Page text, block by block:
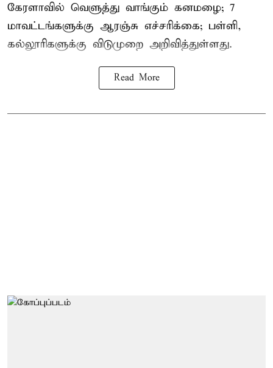
கேரளாவில் வெளுத்து வாங்கும் கனமழை; 7
மாவட்டங்களுக்கு ஆரஞ்சு எச்சரிக்கை; பள்ளி,
கல்லூரிகளுக்கு விடுமுறை அறிவித்துள்ளது.
Read More